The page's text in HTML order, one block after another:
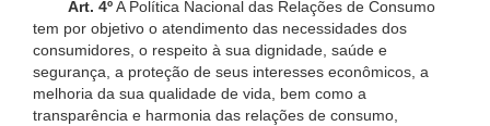
Art. 4ºA Política Nacional das Relações de Consumo
tem por objetivo o atendimento das necessidades dos
consumidores, o respeito à sua dignidade, saúde e
segurança, a proteção de seus interesses econômicos, a
melhoria da sua qualidade de vida, bem como a
transparência e harmonia das relações de consumo,